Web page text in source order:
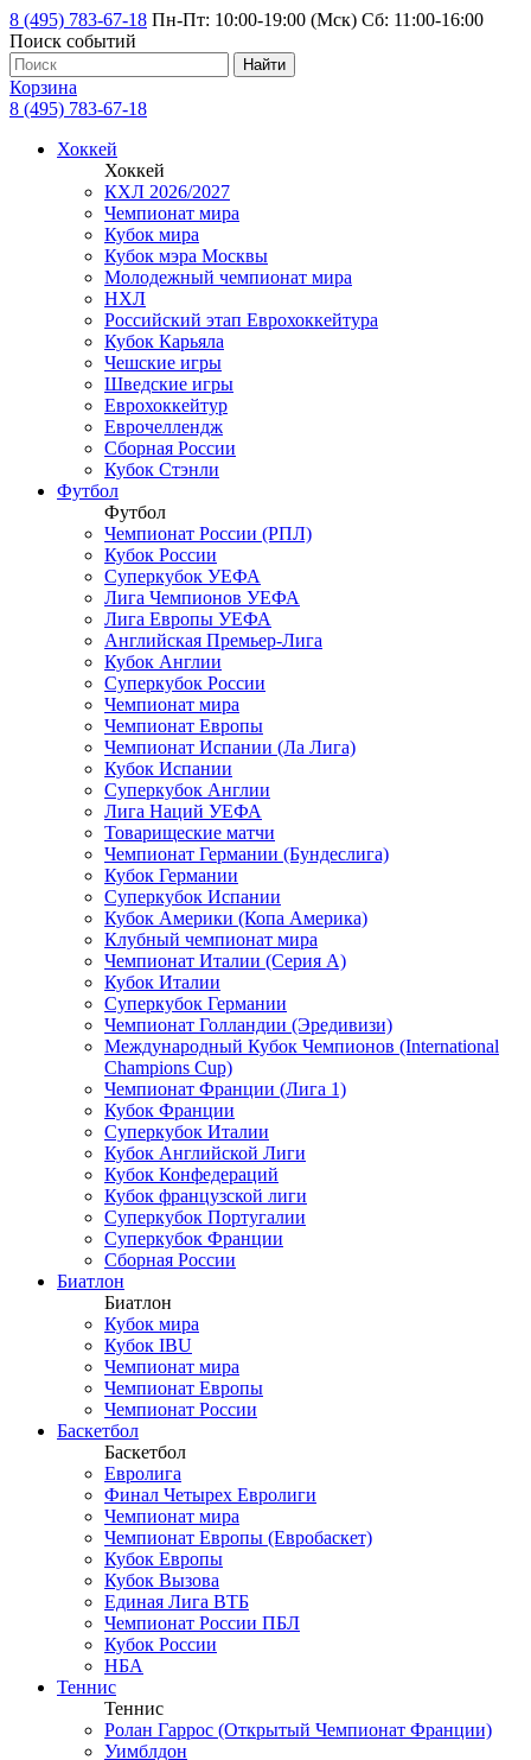
8 (495) 783-67-18 Пн-Пт: 10:00-19:00 (Мск) Сб: 11:00-16:00
Поиск событий
Найти
Корзина
8 (495) 783-67-18
Хоккей
Хоккей
КХЛ 2026/2027
Чемпионат мира
Кубок мира
Кубок мэра Москвы
Молодежный чемпионат мира
НХЛ
Российский этап Еврохоккейтура
Кубок Карьяла
Чешские игры
Шведские игры
Еврохоккейтур
Еврочеллендж
Сборная России
Кубок Стэнли
Футбол
Футбол
Чемпионат России (РПЛ)
Кубок России
Суперкубок УЕФА
Лига Чемпионов УЕФА
Лига Европы УЕФА
Английская Премьер-Лига
Кубок Англии
Суперкубок России
Чемпионат мира
Чемпионат Европы
Чемпионат Испании (Ла Лига)
Кубок Испании
Суперкубок Англии
Лига Наций УЕФА
Товарищеские матчи
Чемпионат Германии (Бундеслига)
Кубок Германии
Суперкубок Испании
Кубок Америки (Копа Америка)
Клубный чемпионат мира
Чемпионат Италии (Серия А)
Кубок Италии
Суперкубок Германии
Чемпионат Голландии (Эредивизи)
Международный Кубок Чемпионов (International
Champions Cup)
Чемпионат Франции (Лига 1)
Кубок Франции
Суперкубок Италии
Кубок Английской Лиги
Кубок Конфедераций
Кубок французской лиги
Суперкубок Португалии
Суперкубок Франции
Сборная России
Биатлон
Биатлон
Кубок мира
Кубок IBU
Чемпионат мира
Чемпионат Европы
Чемпионат России
Баскетбол
Баскетбол
Евролига
Финал Четырех Евролиги
Чемпионат мира
Чемпионат Европы (Евробаскет)
Кубок Европы
Кубок Вызова
Единая Лига ВТБ
Чемпионат России ПБЛ
Кубок России
НБА
Теннис
Теннис
Ролан Гаррос (Открытый Чемпионат Франции)
Уимблдон